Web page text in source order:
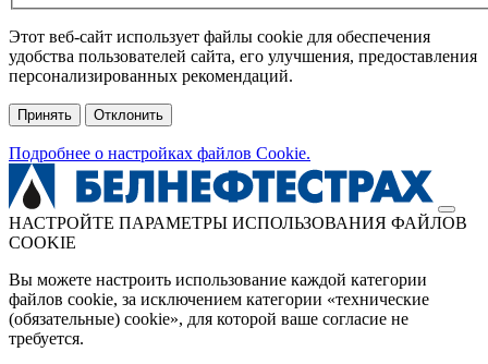
Этот веб-сайт использует файлы cookie для обеспечения
удобства пользователей сайта, его улучшения, предоставления
персонализированных рекомендаций.
Принять Отклонить
Подробнее о настройках файлов Cookie.
НАСТРОЙТЕ ПАРАМЕТРЫ ИСПОЛЬЗОВАНИЯ ФАЙЛОВ
COOKIE
Вы можете настроить использование каждой категории
файлов cookie, за исключением категории «технические
(обязательные) cookie», для которой ваше согласие не
требуется.